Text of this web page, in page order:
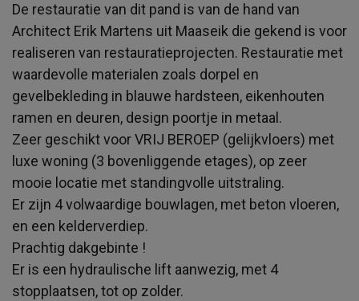
De restauratie van dit pand is van de hand van
Architect Erik Martens uit Maaseik die gekend is voor
realiseren van restauratieprojecten. Restauratie met
waardevolle materialen zoals dorpel en
gevelbekleding in blauwe hardsteen, eikenhouten
ramen en deuren, design poortje in metaal.
Zeer geschikt voor VRIJ BEROEP (gelijkvloers) met
luxe woning (3 bovenliggende etages), op zeer
mooie locatie met standingvolle uitstraling.
Er zijn 4 volwaardige bouwlagen, met beton vloeren,
en een kelderverdiep.
Prachtig dakgebinte !
Er is een hydraulische lift aanwezig, met 4
stopplaatsen, tot op zolder.